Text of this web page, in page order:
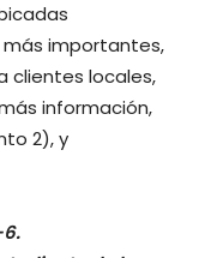
importantes,
clientes locales,
información,
2), y